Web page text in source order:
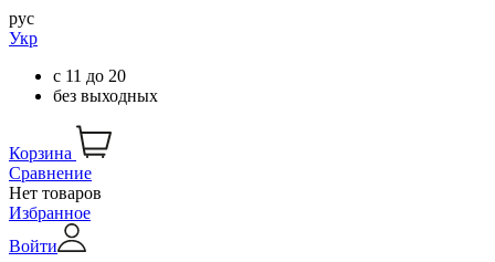
рус
Укр
с 11 до 20
без выходных
Корзина
Сравнение
Нет товаров
Избранное
Войти